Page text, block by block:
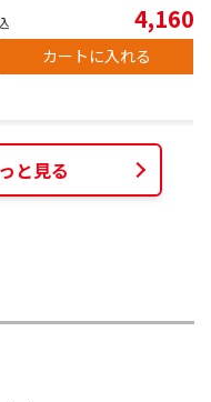
4,160
カートに入れる
と見る